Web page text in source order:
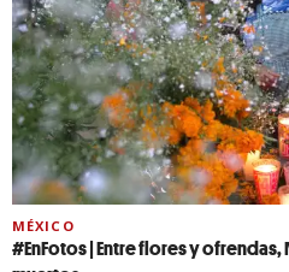
MÉXICO
#EnFotos | Entre flores y